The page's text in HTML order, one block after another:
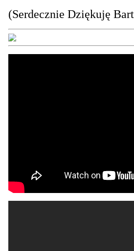
(Serdecznie Dziękuję